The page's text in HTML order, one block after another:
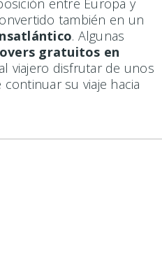
también en un
. Algunas
gratuitos en
viajero disfrutar de unos
su viaje hacia